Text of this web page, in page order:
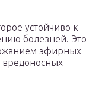
устойчиво к
болезней. Это
эфирных
вредоносных